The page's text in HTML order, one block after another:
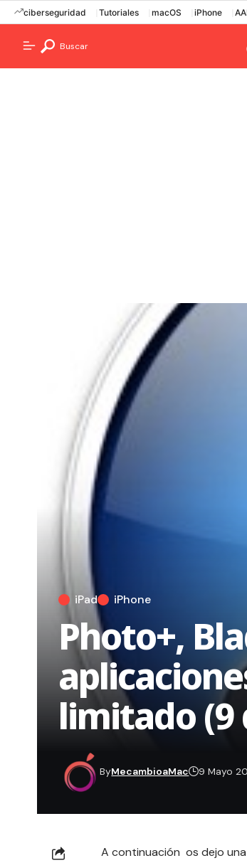
ciberseguridad Tutoriales macOS iPhone
Buscar
iPad iPhone
Photo+,
limitado (9
ByMecambioaMac 9 Mayo
A continuación os dejo